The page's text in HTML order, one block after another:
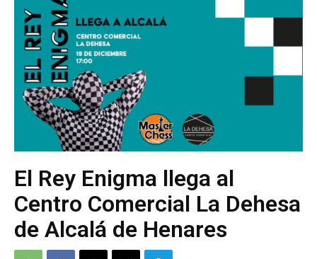
El Rey Enigma llega al
Centro Comercial La Dehesa
de Alcalá de Henares